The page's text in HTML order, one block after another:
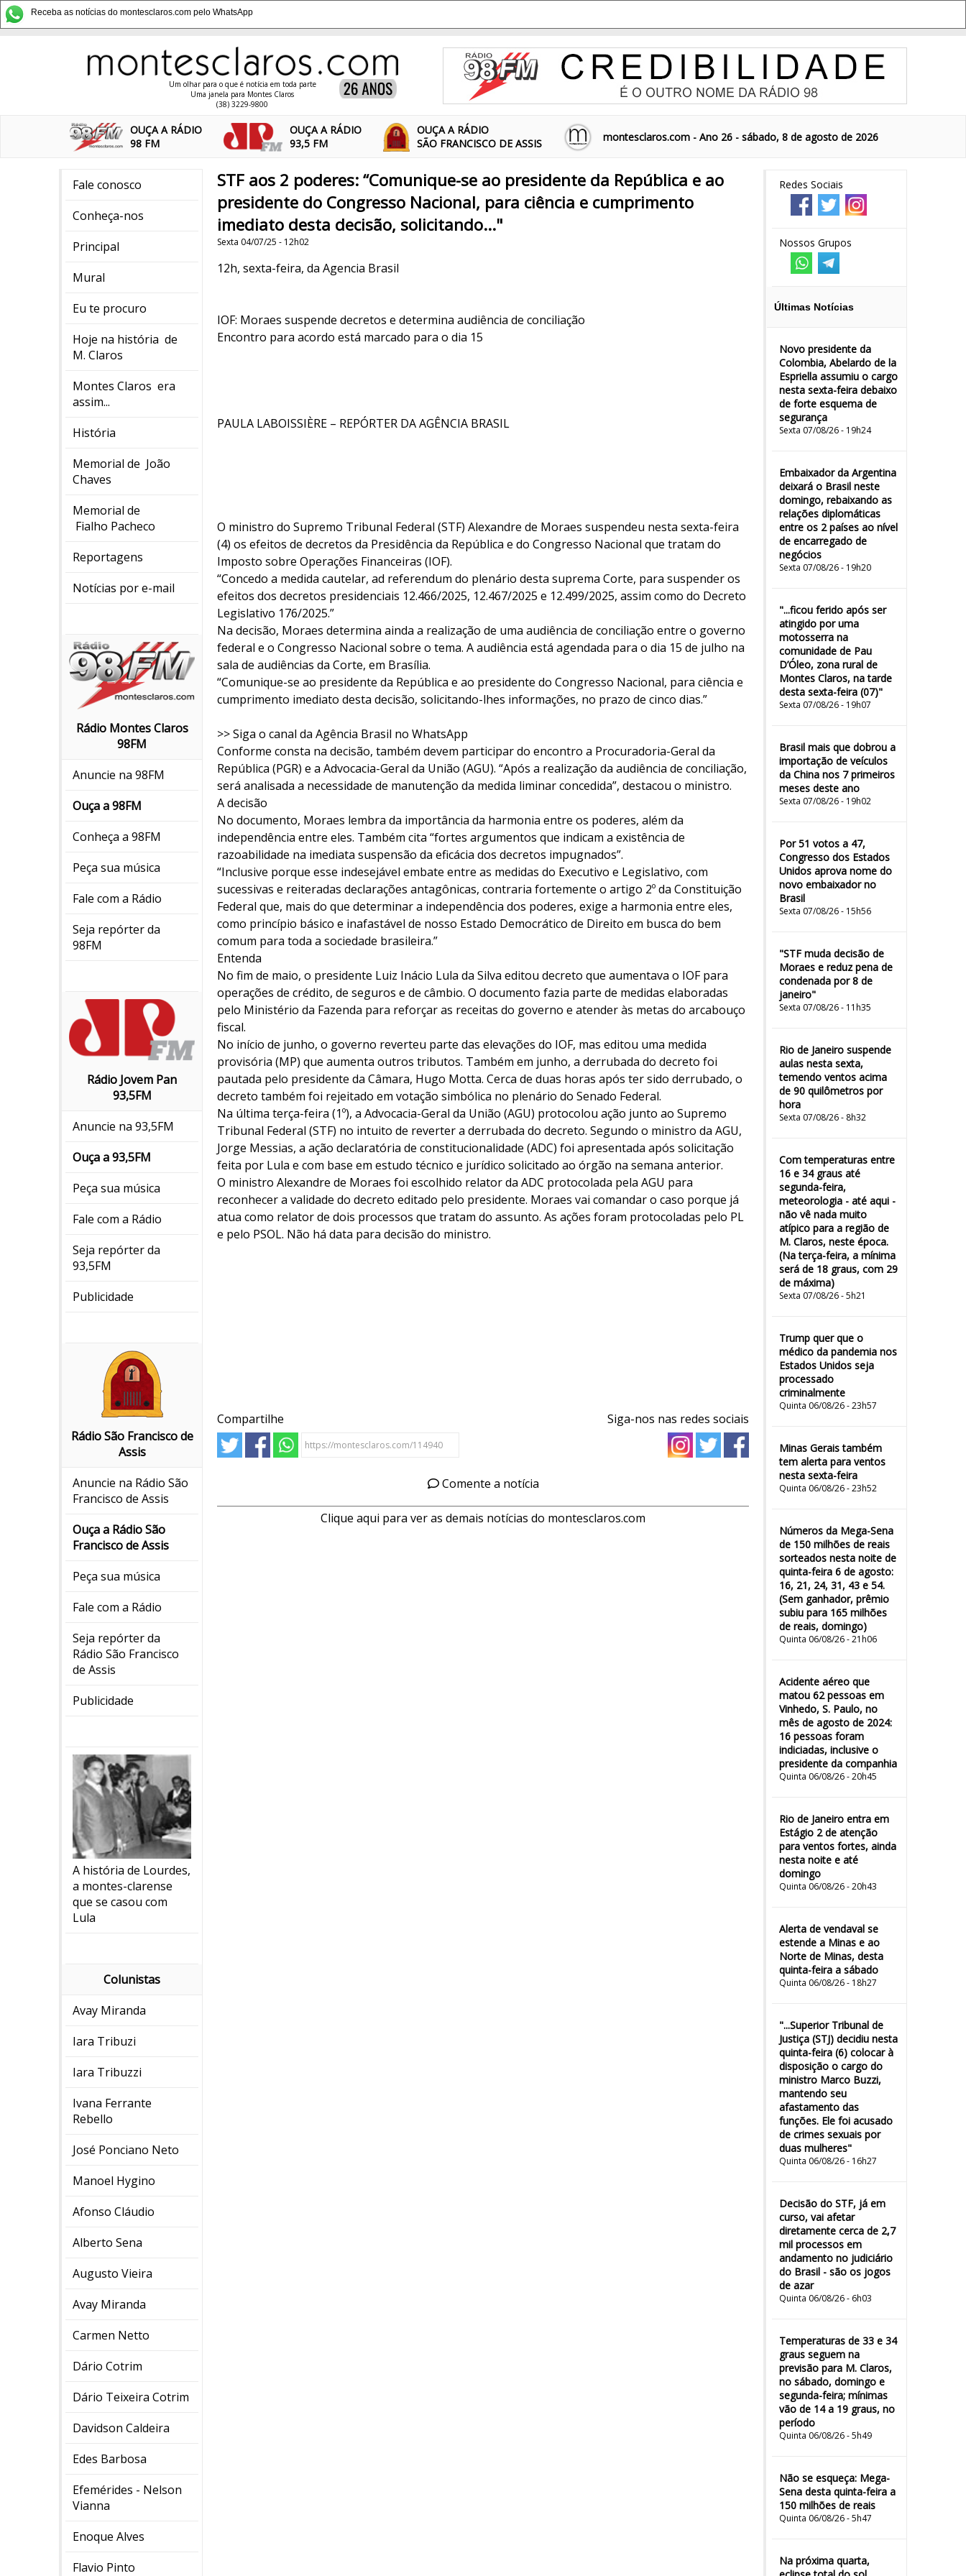
Receba as notícias do montesclaros.com pelo WhatsApp
Um olhar para o que é notícia em toda parte
Uma janela para Montes Claros
(38) 3229-9800
OUÇA A RÁDIO
98 FM
OUÇA A RÁDIO
93,5 FM
OUÇA A RÁDIO
SÃO FRANCISCO DE ASSIS
montesclaros.com - Ano 26 - sábado, 8 de agosto de 2026
Fale conosco
Conheça-nos
Principal
Mural
Eu te procuro
Hoje na história de
M. Claros
Montes Claros era
assim...
História
Memorial de João
Chaves
Memorial de
Fialho Pacheco
Reportagens
Notícias por e-mail
Rádio Montes Claros
98FM
Anuncie na 98FM
Ouça a 98FM
Conheça a 98FM
Peça sua música
Fale com a Rádio
Seja repórter da
98FM
Rádio Jovem Pan
93,5FM
Anuncie na 93,5FM
Ouça a 93,5FM
Peça sua música
Fale com a Rádio
Seja repórter da
93,5FM
Publicidade
Rádio São Francisco de
Assis
Anuncie na Rádio São
Francisco de Assis
Ouça a Rádio São
Francisco de Assis
Peça sua música
Fale com a Rádio
Seja repórter da
Rádio São Francisco
de Assis
Publicidade
A história de Lourdes,
a montes-clarense
que se casou com
Lula
Colunistas
Avay Miranda
Iara Tribuzi
Iara Tribuzzi
Ivana Ferrante
Rebello
José Ponciano Neto
Manoel Hygino
Afonso Cláudio
Alberto Sena
Augusto Vieira
Avay Miranda
Carmen Netto
Dário Cotrim
Dário Teixeira Cotrim
Davidson Caldeira
Edes Barbosa
Efemérides - Nelson
Vianna
Enoque Alves
Flavio Pinto
Redes Sociais
Nossos Grupos
Últimas Notícias
Novo presidente da
Colombia, Abelardo de la
Espriella assumiu o cargo
nesta sexta-feira debaixo
de forte esquema de
segurança
Sexta 07/08/26 - 19h24
Embaixador da Argentina
deixará o Brasil neste
domingo, rebaixando as
relações diplomáticas
entre os 2 países ao nível
de encarregado de
negócios
Sexta 07/08/26 - 19h20
"...ficou ferido após ser
atingido por uma
motosserra na
comunidade de Pau
D’Óleo, zona rural de
Montes Claros, na tarde
desta sexta-feira (07)"
Sexta 07/08/26 - 19h07
Brasil mais que dobrou a
importação de veículos
da China nos 7 primeiros
meses deste ano
Sexta 07/08/26 - 19h02
Por 51 votos a 47,
Congresso dos Estados
Unidos aprova nome do
novo embaixador no
Brasil
Sexta 07/08/26 - 15h56
"STF muda decisão de
Moraes e reduz pena de
condenada por 8 de
janeiro"
Sexta 07/08/26 - 11h35
Rio de Janeiro suspende
aulas nesta sexta,
temendo ventos acima
de 90 quilômetros por
hora
Sexta 07/08/26 - 8h32
Com temperaturas entre
16 e 34 graus até
segunda-feira,
meteorologia - até aqui -
não vê nada muito
atípico para a região de
M. Claros, neste época.
(Na terça-feira, a mínima
será de 18 graus, com 29
de máxima)
Sexta 07/08/26 - 5h21
Trump quer que o
médico da pandemia nos
Estados Unidos seja
processado
criminalmente
Quinta 06/08/26 - 23h57
Minas Gerais também
tem alerta para ventos
nesta sexta-feira
Quinta 06/08/26 - 23h52
Números da Mega-Sena
de 150 milhões de reais
sorteados nesta noite de
quinta-feira 6 de agosto:
16, 21, 24, 31, 43 e 54.
(Sem ganhador, prêmio
subiu para 165 milhões
de reais, domingo)
Quinta 06/08/26 - 21h06
Acidente aéreo que
matou 62 pessoas em
Vinhedo, S. Paulo, no
mês de agosto de 2024:
16 pessoas foram
indiciadas, inclusive o
presidente da companhia
Quinta 06/08/26 - 20h45
Rio de Janeiro entra em
Estágio 2 de atenção
para ventos fortes, ainda
nesta noite e até
domingo
Quinta 06/08/26 - 20h43
Alerta de vendaval se
estende a Minas e ao
Norte de Minas, desta
quinta-feira a sábado
Quinta 06/08/26 - 18h27
"...Superior Tribunal de
Justiça (STJ) decidiu nesta
quinta-feira (6) colocar à
disposição o cargo do
ministro Marco Buzzi,
mantendo seu
afastamento das
funções. Ele foi acusado
de crimes sexuais por
duas mulheres"
Quinta 06/08/26 - 16h27
Decisão do STF, já em
curso, vai afetar
diretamente cerca de 2,7
mil processos em
andamento no judiciário
do Brasil - são os jogos
de azar
Quinta 06/08/26 - 6h03
Temperaturas de 33 e 34
graus seguem na
previsão para M. Claros,
no sábado, domingo e
segunda-feira; mínimas
vão de 14 a 19 graus, no
período
Quinta 06/08/26 - 5h49
Não se esqueça: Mega-
Sena desta quinta-feira a
150 milhões de reais
Quinta 06/08/26 - 5h47
Na próxima quarta,
STF aos 2 poderes: “Comunique-se ao presidente da República e ao
presidente do Congresso Nacional, para ciência e cumprimento
imediato desta decisão, solicitando..."
Sexta 04/07/25 - 12h02
12h, sexta-feira, da Agencia Brasil
IOF: Moraes suspende decretos e determina audiência de conciliação
Encontro para acordo está marcado para o dia 15
PAULA LABOISSIÈRE – REPÓRTER DA AGÊNCIA BRASIL
O ministro do Supremo Tribunal Federal (STF) Alexandre de Moraes suspendeu nesta sexta-feira
(4) os efeitos de decretos da Presidência da República e do Congresso Nacional que tratam do
Imposto sobre Operações Financeiras (IOF).
“Concedo a medida cautelar, ad referendum do plenário desta suprema Corte, para suspender os
efeitos dos decretos presidenciais 12.466/2025, 12.467/2025 e 12.499/2025, assim como do Decreto
Legislativo 176/2025.”
Na decisão, Moraes determina ainda a realização de uma audiência de conciliação entre o governo
federal e o Congresso Nacional sobre o tema. A audiência está agendada para o dia 15 de julho na
sala de audiências da Corte, em Brasília.
“Comunique-se ao presidente da República e ao presidente do Congresso Nacional, para ciência e
cumprimento imediato desta decisão, solicitando-lhes informações, no prazo de cinco dias.”
>> Siga o canal da Agência Brasil no WhatsApp
Conforme consta na decisão, também devem participar do encontro a Procuradoria-Geral da
República (PGR) e a Advocacia-Geral da União (AGU). “Após a realização da audiência de conciliação,
será analisada a necessidade de manutenção da medida liminar concedida”, destacou o ministro.
A decisão
No documento, Moraes lembra da importância da harmonia entre os poderes, além da
independência entre eles. Também cita “fortes argumentos que indicam a existência de
razoabilidade na imediata suspensão da eficácia dos decretos impugnados”.
“Inclusive porque esse indesejável embate entre as medidas do Executivo e Legislativo, com
sucessivas e reiteradas declarações antagônicas, contraria fortemente o artigo 2º da Constituição
Federal que, mais do que determinar a independência dos poderes, exige a harmonia entre eles,
como princípio básico e inafastável de nosso Estado Democrático de Direito em busca do bem
comum para toda a sociedade brasileira.”
Entenda
No fim de maio, o presidente Luiz Inácio Lula da Silva editou decreto que aumentava o IOF para
operações de crédito, de seguros e de câmbio. O documento fazia parte de medidas elaboradas
pelo Ministério da Fazenda para reforçar as receitas do governo e atender às metas do arcabouço
fiscal.
No início de junho, o governo reverteu parte das elevações do IOF, mas editou uma medida
provisória (MP) que aumenta outros tributos. Também em junho, a derrubada do decreto foi
pautada pelo presidente da Câmara, Hugo Motta. Cerca de duas horas após ter sido derrubado, o
decreto também foi rejeitado em votação simbólica no plenário do Senado Federal.
Na última terça-feira (1º), a Advocacia-Geral da União (AGU) protocolou ação junto ao Supremo
Tribunal Federal (STF) no intuito de reverter a derrubada do decreto. Segundo o ministro da AGU,
Jorge Messias, a ação declaratória de constitucionalidade (ADC) foi apresentada após solicitação
feita por Lula e com base em estudo técnico e jurídico solicitado ao órgão na semana anterior.
O ministro Alexandre de Moraes foi escolhido relator da ADC protocolada pela AGU para
reconhecer a validade do decreto editado pelo presidente. Moraes vai comandar o caso porque já
atua como relator de dois processos que tratam do assunto. As ações foram protocoladas pelo PL
e pelo PSOL. Não há data para decisão do ministro.
Compartilhe Siga-nos nas redes sociais
Comente a notícia
Clique aqui para ver as demais notícias do montesclaros.com